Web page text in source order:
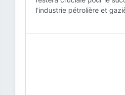
l'industrie pétrolière et